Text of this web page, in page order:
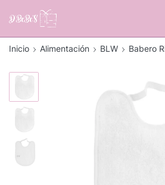
Inicio Alimentación BLW Babero